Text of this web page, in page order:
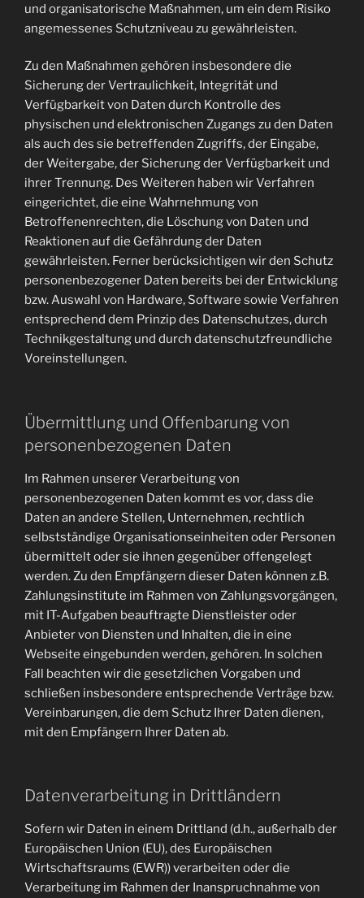
und organisatorische Maßnahmen, um ein dem Risiko
angemessenes Schutzniveau zu gewährleisten.
Zu den Maßnahmen gehören insbesondere die
Sicherung der Vertraulichkeit, Integrität und
Verfügbarkeit von Daten durch Kontrolle des
physischen und elektronischen Zugangs zu den Daten
als auch des sie betreffenden Zugriffs, der Eingabe,
der Weitergabe, der Sicherung der Verfügbarkeit und
ihrer Trennung. Des Weiteren haben wir Verfahren
eingerichtet, die eine Wahrnehmung von
Betroffenenrechten, die Löschung von Daten und
Reaktionen auf die Gefährdung der Daten
gewährleisten. Ferner berücksichtigen wir den Schutz
personenbezogener Daten bereits bei der Entwicklung
bzw. Auswahl von Hardware, Software sowie Verfahren
entsprechend dem Prinzip des Datenschutzes, durch
Technikgestaltung und durch datenschutzfreundliche
Voreinstellungen.
Übermittlung und Offenbarung von
personenbezogenen Daten
Im Rahmen unserer Verarbeitung von
personenbezogenen Daten kommt es vor, dass die
Daten an andere Stellen, Unternehmen, rechtlich
selbstständige Organisationseinheiten oder Personen
übermittelt oder sie ihnen gegenüber offengelegt
werden. Zu den Empfängern dieser Daten können z.B.
Zahlungsinstitute im Rahmen von Zahlungsvorgängen,
mit IT-Aufgaben beauftragte Dienstleister oder
Anbieter von Diensten und Inhalten, die in eine
Webseite eingebunden werden, gehören. In solchen
Fall beachten wir die gesetzlichen Vorgaben und
schließen insbesondere entsprechende Verträge bzw.
Vereinbarungen, die dem Schutz Ihrer Daten dienen,
mit den Empfängern Ihrer Daten ab.
Datenverarbeitung in Drittländern
Sofern wir Daten in einem Drittland (d.h., außerhalb der
Europäischen Union (EU), des Europäischen
Wirtschaftsraums (EWR)) verarbeiten oder die
Verarbeitung im Rahmen der Inanspruchnahme von